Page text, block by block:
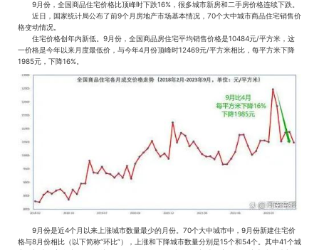
9月份，全国商品住宅价格比顶峰时下跌16%，很多城市新房和二手房价格连续下跌。
近日，国家统计局公布了前9个月房地产市场基本情况，70个大中城市商品住宅销售价
格变动情况。
住宅价格创年内新低。9月份，全国商品房住宅平均销售价格是10484元/平方米，这
一价格是今年以来月度最低价，与今年4月份顶峰时12469元/平方米相比，每平方米下降
1985元，下降16%。
9月份是近4个月以来上涨城市数量最少的月份。70个大中城市中，9月份新建住宅价
格与8月份相比（以下简称“环比”），上涨和下降城市数量分别是15个和54个。其中41个城